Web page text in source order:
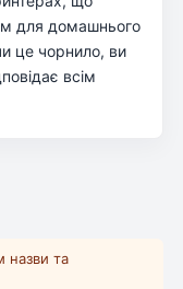
для домашнього
це чорнило, ви
всім
назви та